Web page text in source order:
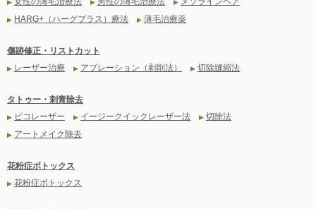
▶ ▶ ▶
▶ HARG+（ハーグプラス）療法 ▶ 薄毛治療薬
傷跡修正・リストカット
▶ レーザー治療 ▶ アブレーション（剥削法） ▶ 切除縫縮法
タトゥー・刺青除去
▶ ピコレーザー ▶ イージークイックレーザー法 ▶ 切除法
▶ アートメイク除去
花粉症ボトックス
▶ 花粉症ボトックス